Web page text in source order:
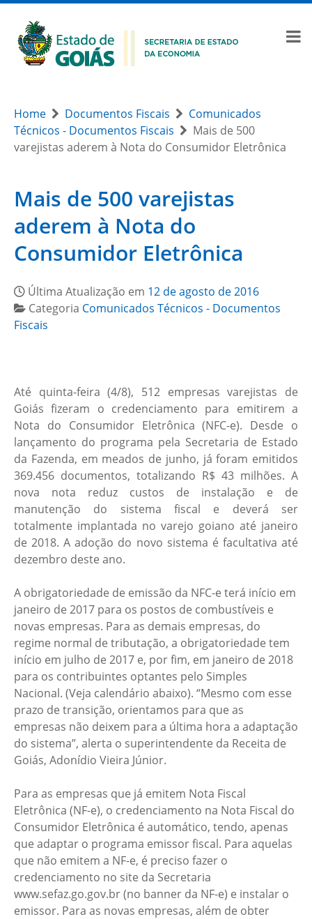
Home Documentos Fiscais
Comunicados
Técnicos - Documentos Fiscais
Mais de 500
varejistas aderem à Nota do Consumidor Eletrônica
Mais de 500 varejistas
aderem à Nota do
Consumidor Eletrônica
Última Atualização em 12 de agosto de 2016
Categoria Comunicados Técnicos - Documentos
Fiscais
Até quinta-feira (4/8), 512 empresas varejistas de
Goiás fizeram o credenciamento para emitirem a
Nota do Consumidor Eletrônica (NFC-e). Desde o
lançamento do programa pela Secretaria de Estado
da Fazenda, em meados de junho, já foram emitidos
369.456 documentos, totalizando R$ 43 milhões. A
nova nota reduz custos de instalação e de
manutenção do sistema fiscal e deverá ser
totalmente implantada no varejo goiano até janeiro
de 2018. A adoção do novo sistema é facultativa até
dezembro deste ano.
A obrigatoriedade de emissão da NFC-e terá início em
janeiro de 2017 para os postos de combustíveis e
novas empresas. Para as demais empresas, do
regime normal de tributação, a obrigatoriedade tem
início em julho de 2017 e, por fim, em janeiro de 2018
para os contribuintes optantes pelo Simples
Nacional. (Veja calendário abaixo). “Mesmo com esse
prazo de transição, orientamos para que as
empresas não deixem para a última hora a adaptação
do sistema”, alerta o superintendente da Receita de
Goiás, Adonídio Vieira Júnior.
Para as empresas que já emitem Nota Fiscal
Eletrônica (NF-e), o credenciamento na Nota Fiscal do
Consumidor Eletrônica é automático, tendo, apenas
que adaptar o programa emissor fiscal. Para aquelas
que não emitem a NF-e, é preciso fazer o
credenciamento no site da Secretaria
www.sefaz.go.gov.br (no banner da NF-e) e instalar o
emissor. Para as novas empresas, além de obter